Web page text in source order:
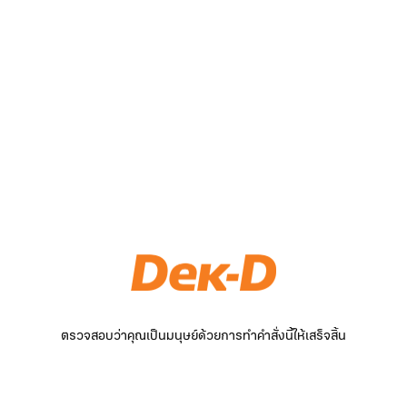
ตรวจสอบว่าคุณเป็นมนุษย์ด้วยการทำคำสั่งนี้ให้เสร็จสิ้น